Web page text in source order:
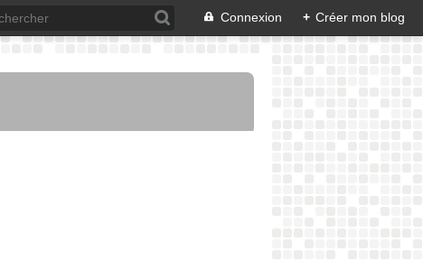
Connexion + Créer mon blog